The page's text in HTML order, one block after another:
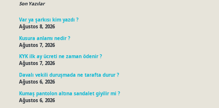
Son Yazılar
Var ya şarkısı kim yazdı ?
Ağustos 8, 2026
Kusura anlamı nedir ?
Ağustos 7, 2026
KYK ilk ay ücreti ne zaman ödenir ?
Ağustos 7, 2026
Davalı vekili duruşmada ne tarafta durur ?
Ağustos 6, 2026
Kumaş pantolon altına sandalet giyilir mi ?
Ağustos 6, 2026